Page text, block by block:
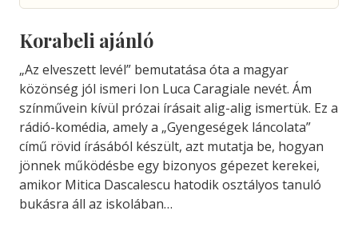
Korabeli ajánló
„Az elveszett levél” bemutatása óta a magyar
közönség jól ismeri Ion Luca Caragiale nevét. Ám
színművein kívül prózai írásait alig-alig ismertük. Ez a
rádió-komédia, amely a „Gyengeségek láncolata”
című rövid írásából készült, azt mutatja be, hogyan
jönnek működésbe egy bizonyos gépezet kerekei,
amikor Mitica Dascalescu hatodik osztályos tanuló
bukásra áll az iskolában…